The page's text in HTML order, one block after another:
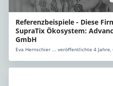
Referenzbeispiele - Diese
SupraTix Ökosystem:
GmbH
Eva Hernschier ... veröffentlichte 4